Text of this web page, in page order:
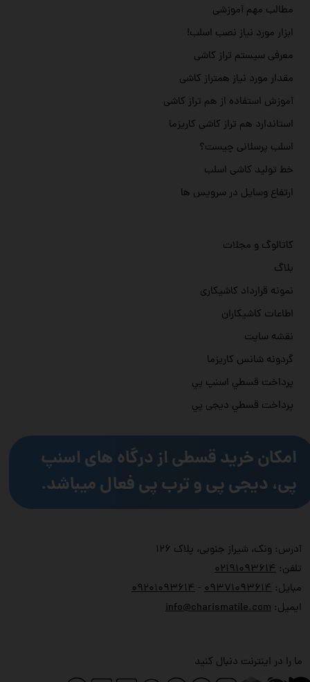
ما را در اینترنت دنبال کنید
آدرس: ونک، شیراز جنوبی، پلاک ۱۲۶
تلفن:
۰۲۱۹۱۰۹۳۶۱۴
مبایل:
۰۹۳۷۱۰۹۳۶۱۴ - ۰۹۲۰۱۰۹۳۶۱۴
ایمیل:info@charismatile.com
کاتالوگ و مجلات
بلاگ
نمونه قرارداد کاشیکاری
اطاعات کاشیکاران
نقشه سایت
گردونه شانس کاریزما
پرداخت قسطي اسنپ پي
پرداخت قسطي دیجی پي
مطالب مهم آموزشی
ابزار مورد نیاز نصب اسلب!
معرفی سیستم تراز کاشی
مقدار مورد نیاز همتراز کاشی
آموزش استفاده از هم تراز کاشی
استاندارد هم تراز کاشی کاریزما
اسلب پرسلانی چیست؟
خط تولید کاشی اسلب
ارتفاع وسایل در سرویس ها
امکان خرید قسطی از درگاه های اسنپ
پی، دیجی پی و ترب پی فعال میباشد.